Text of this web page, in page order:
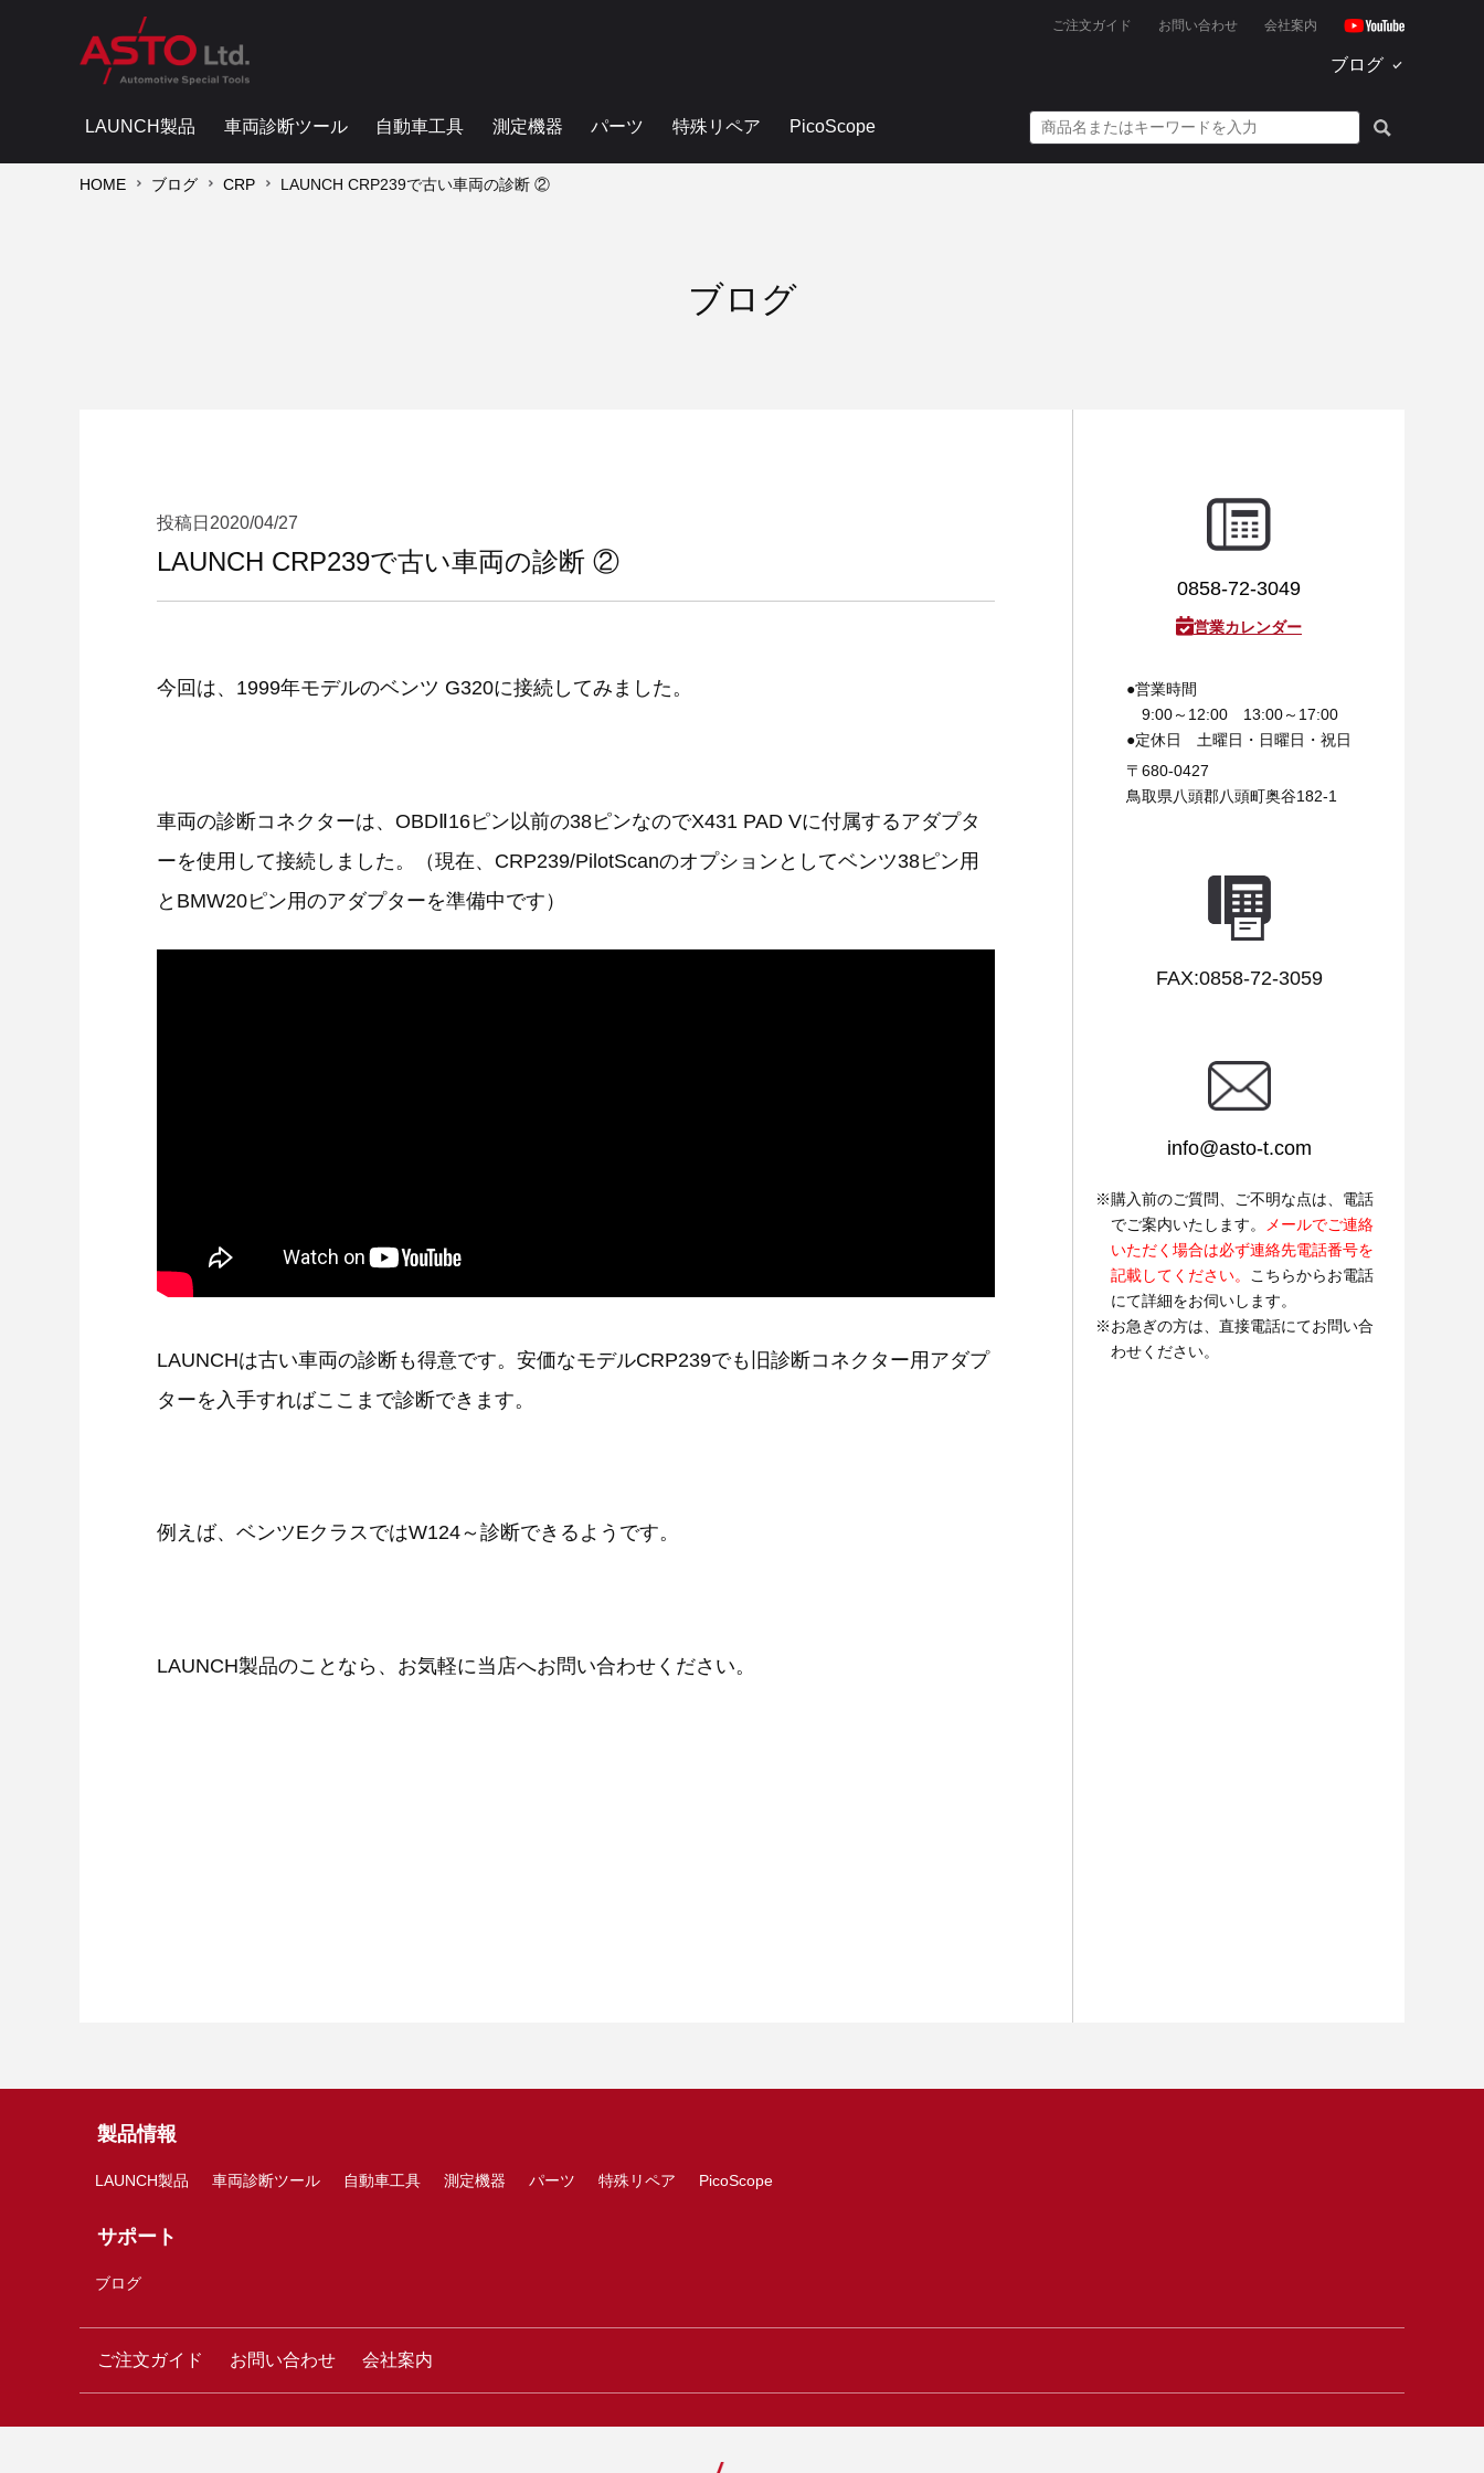
ご注文ガイド お問い合わせ 会社案内
ブログ
LAUNCH製品 車両診断ツール 自動車工具 測定機器 パーツ 特殊リペア PicoScope
HOME ブログ CRP LAUNCH CRP239で古い車両の診断 ②
ブログ
投稿日 2020/04/27
LAUNCH CRP239で古い車両の診断 ②
今回は、1999年モデルのベンツ G320に接続してみました。
車両の診断コネクターは、OBDⅡ16ピン以前の38ピンなのでX431 PAD Vに付属するアダプタ
ーを使用して接続しました。（現在、CRP239/PilotScanのオプションとしてベンツ38ピン用
とBMW20ピン用のアダプターを準備中です）
LAUNCHは古い車両の診断も得意です。安価なモデルCRP239でも旧診断コネクター用アダプ
ターを入手すればここまで診断できます。
例えば、ベンツEクラスではW124～診断できるようです。
LAUNCH製品のことなら、お気軽に当店へお問い合わせください。
0858-72-3049
営業カレンダー
●営業時間
9:00～12:00 13:00～17:00
●定休日
土曜日・日曜日・祝日
〒680-0427
鳥取県八頭郡八頭町奥谷182-1
FAX:0858-72-3059
info@asto-t.com
購入前のご質問、ご不明な点は、電話
でご案内いたします。
メールでご連絡
いただく場合は必ず連絡先電話番号を
記載してください。
こちらからお電話
にて詳細をお伺いします。
お急ぎの方は、直接電話にてお問い合
わせください。
製品情報
LAUNCH製品 車両診断ツール 自動車工具 測定機器 パーツ 特殊リペア PicoScope
サポート
ブログ
ご注文ガイド お問い合わせ 会社案内